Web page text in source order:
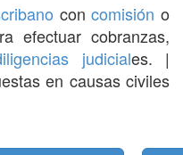
concomisión o
efectuar cobranzas,
judiciales. |
en causas civiles